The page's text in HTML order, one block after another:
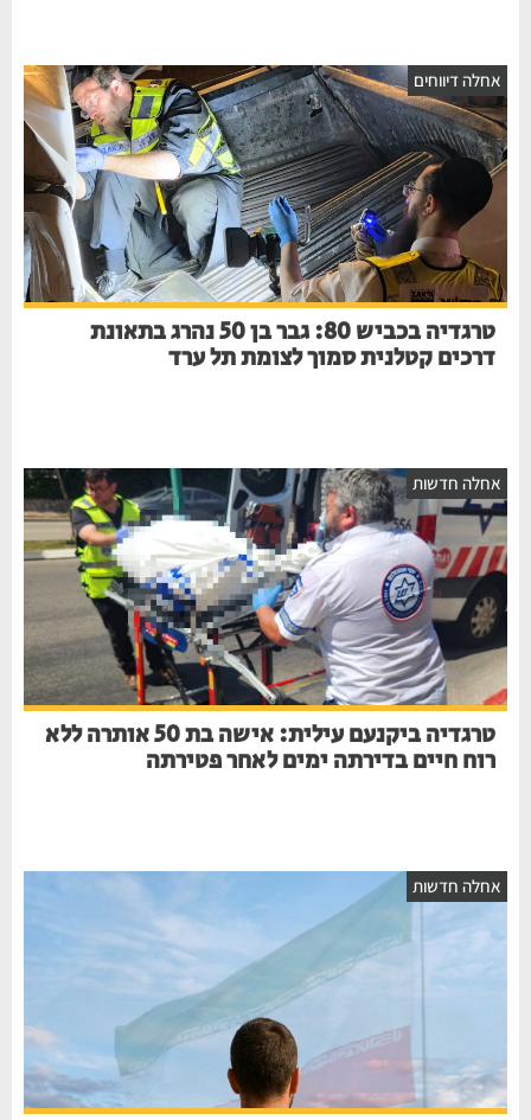
אחלה דיווחים
טרגדיה בכביש 80: גבר בן 50 נהרג בתאונת
דרכים קטלנית סמוך לצומת תל ערד
אחלה חדשות
טרגדיה ביקנעם עילית: אישה בת 50 אותרה ללא
רוח חיים בדירתה ימים לאחר פטירתה
אחלה חדשות